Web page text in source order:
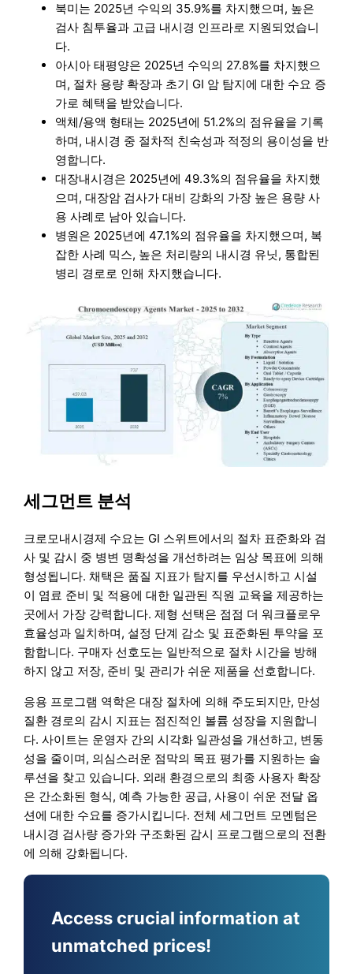
북미는 2025년 수익의 35.9%를 차지했으며, 높은
검사 침투율과 고급 내시경 인프라로 지원되었습니
다.
아시아 태평양은 2025년 수익의 27.8%를 차지했으
며, 절차 용량 확장과 초기 GI 암 탐지에 대한 수요 증
가로 혜택을 받았습니다.
액체/용액 형태는 2025년에 51.2%의 점유율을 기록
하며, 내시경 중 절차적 친숙성과 적정의 용이성을 반
영합니다.
대장내시경은 2025년에 49.3%의 점유율을 차지했
으며, 대장암 검사가 대비 강화의 가장 높은 용량 사
용 사례로 남아 있습니다.
병원은 2025년에 47.1%의 점유율을 차지했으며, 복
잡한 사례 믹스, 높은 처리량의 내시경 유닛, 통합된
병리 경로로 인해 차지했습니다.
세그먼트 분석
크로모내시경제 수요는 GI 스위트에서의 절차 표준화와 검
사 및 감시 중 병변 명확성을 개선하려는 임상 목표에 의해
형성됩니다. 채택은 품질 지표가 탐지를 우선시하고 시설
이 염료 준비 및 적용에 대한 일관된 직원 교육을 제공하는
곳에서 가장 강력합니다. 제형 선택은 점점 더 워크플로우
효율성과 일치하며, 설정 단계 감소 및 표준화된 투약을 포
함합니다. 구매자 선호도는 일반적으로 절차 시간을 방해
하지 않고 저장, 준비 및 관리가 쉬운 제품을 선호합니다.
응용 프로그램 역학은 대장 절차에 의해 주도되지만, 만성
질환 경로의 감시 지표는 점진적인 볼륨 성장을 지원합니
다. 사이트는 운영자 간의 시각화 일관성을 개선하고, 변동
성을 줄이며, 의심스러운 점막의 목표 평가를 지원하는 솔
루션을 찾고 있습니다. 외래 환경으로의 최종 사용자 확장
은 간소화된 형식, 예측 가능한 공급, 사용이 쉬운 전달 옵
션에 대한 수요를 증가시킵니다. 전체 세그먼트 모멘텀은
내시경 검사량 증가와 구조화된 감시 프로그램으로의 전환
에 의해 강화됩니다.
Access crucial information at
unmatched prices!